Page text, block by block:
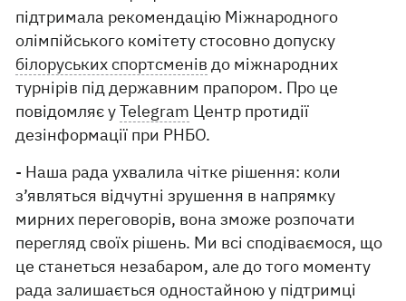
підтримала рекомендацію Міжнародного
олімпійського комітету стосовно допуску
білоруських спортсменів до міжнародних
турнірів під державним прапором. Про це
повідомляє уTelegram Центр протидії
дезінформації при РНБО.
- Наша рада ухвалила чітке рішення: коли
з’являться відчутні зрушення в напрямку
мирних переговорів, вона зможе розпочати
перегляд своїх рішень. Ми всі сподіваємося, що
це станеться незабаром, але до того моменту
рада залишається одностайною у підтримці